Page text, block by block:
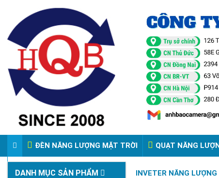
ĐÈN NĂNG LƯỢNG MẶT TRỜI QUẠT NĂNG
VIDEO ĐÈN PHA ĐIỆN 220V
DANH MỤC SẢN PHẨM INVETER NĂNG